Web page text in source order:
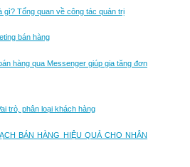
gì? Tổng quan về công tác quản trị
bán hàng
hàng qua Messenger giúp gia tăng đơn
trò, phân loại khách hàng
BÁN HÀNG HIỆU QUẢ CHO NHÂN